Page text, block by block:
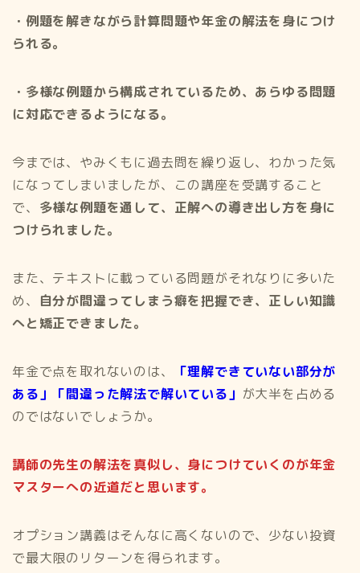
・例題を解きながら計算問題や年金の解法を身につけ
られる。
・多様な例題から構成されているため、あらゆる問題
に対応できるようになる。
今までは、やみくもに過去問を繰り返し、わかった気
になってしまいましたが、この講座を受講すること
で、 多様な例題を通して、正解への導き出し方を身に
つけられました。
また、テキストに載っている問題がそれなりに多いた
め、
自分が間違ってしまう癖を把握でき、正しい知識
へと矯正できました。
年金で点を取れないのは、
「理解できていない部分が
ある」「間違った解法で解いている」 が大半を占める
のではないでしょうか。
講師の先生の解法を真似し、身につけていくのが年金
マスターへの近道だと思います。
オプション講義はそんなに高くないので、少ない投資
で最大限のリターンを得られます。